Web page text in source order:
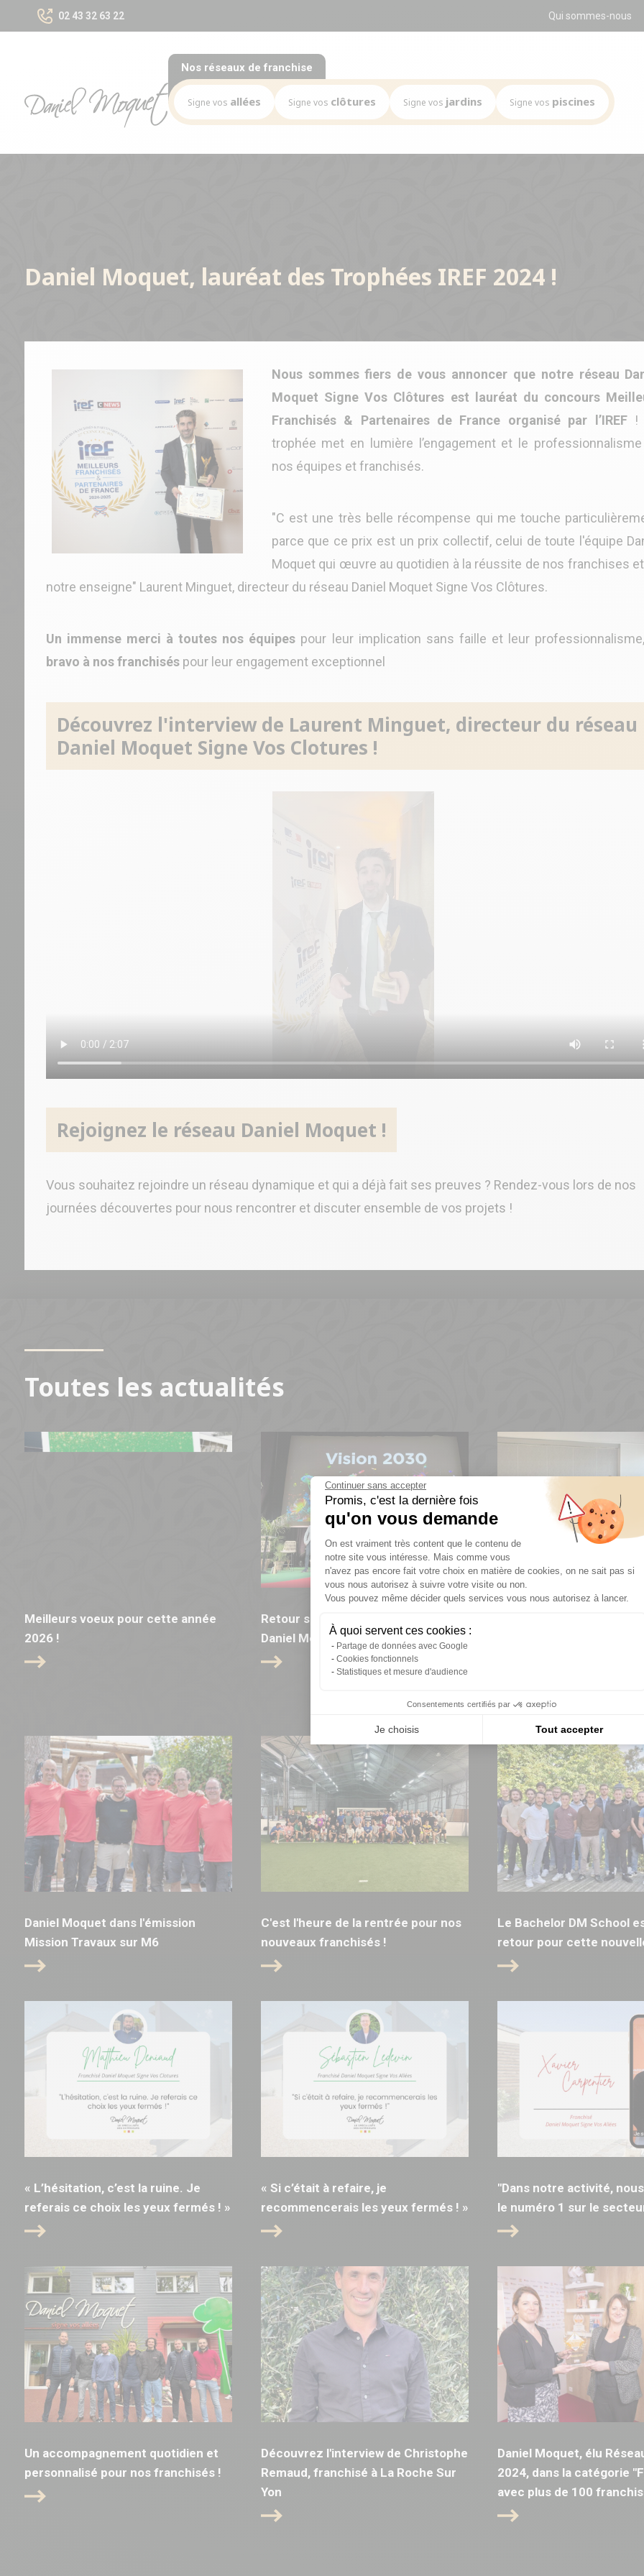
Continuer sans accepter
Promis, c'est la dernière fois
qu'on vous demande
Plateforme de Gestion du
On est vraiment très content que le contenu de
notre site vous intéresse. Mais comme vous
n'avez pas encore fait votre choix en matière de cookies, on ne sait pas si
vous nous autorisez à suivre votre visite ou non.
Vous pouvez même décider quels services vous nous autorisez à lancer.
À quoi servent ces cookies :
Partage de données avec Google
Cookies fonctionnels
Statistiques et mesure d'audience
Consentements certifiés par
Je choisis Tout accepter
02 43 32 63 22 Qui sommes-nous
Nos réseaux de franchise
Signe vos allées
Notre mission
Nos Implantations
Avez-vous le bon profil ?
Signe vos clôtures
Mission
Signe vos jardins
Mission
Signe vos piscines
Mission
Daniel Moquet, lauréat des Trophées IREF 2024 !
Nous sommes fiers de vous annoncer que notre réseau
Moquet Signe Vos Clôtures est lauréat du concours
Franchisés & Partenaires de France organisé par l’IREF!
trophée met en lumière l’engagement et le
nos équipes et franchisés.
"C est une très belle récompense qui me touche
parce que ce prix est un prix collectif, celui de toute l'équipe
Moquet qui œuvre au quotidien à la réussite de nos franchises
notre enseigne" Laurent Minguet, directeur du réseau Daniel Moquet Signe Vos Clôtures.
Un immense merci à toutes nos équipes pour leur implication sans faille et leur
bravo à nos franchiséspour leur engagement exceptionnel
Découvrez l'interview de Laurent Minguet, directeur du réseau
Daniel Moquet Signe Vos Clotures !
Rejoignez le réseau Daniel Moquet !
Vous souhaitez rejoindre un réseau dynamique et qui a déjà fait ses preuves ? Rendez-vous lors de nos
journées découvertes pour nous rencontrer et discuter ensemble de vos projets !
Toutes les actualités
Meilleurs voeux pour cette année
2026 !
Retour sur la 19ème convention
Daniel Moquet
Chez Daniel Moquet,
Daniel Moquet dans l'émission
Mission Travaux sur M6
C'est l'heure de la rentrée pour nos
nouveaux franchisés !
Le Bachelor DM School
retour pour cette
« L’hésitation, c’est la ruine. Je
referais ce choix les yeux fermés ! »
« Si c’était à refaire, je
recommencerais les yeux fermés ! »
"Dans notre activité,
le numéro 1 sur le
Un accompagnement quotidien et
personnalisé pour nos franchisés !
Découvrez l'interview de Christophe
Remaud, franchisé à La Roche Sur
Yon
Daniel Moquet, élu
2024, dans la catégorie
avec plus de 100